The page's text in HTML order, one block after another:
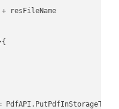
+ resFileName